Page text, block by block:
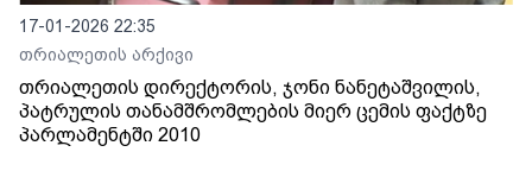
17-01-2026 22:35
თრიალეთის არქივი
თრიალეთის დირექტორის, ჯონი ნანეტაშვილის,
პატრულის თანამშრომლების მიერ ცემის ფაქტზე
პარლამენტში 2010